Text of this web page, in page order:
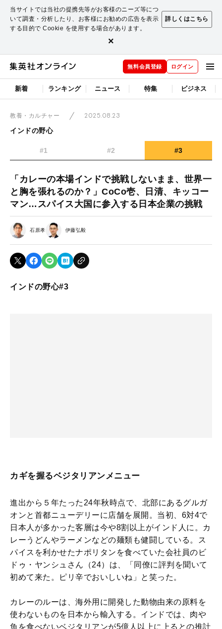
当サイトでは当社の提携先等がお客様のニーズ等につ
いて調査・分析したり、お客様にお勧めの広告を表示
する目的で Cookie を使用する場合があります。
詳しくはこちら
×
無料会員登録 ログイン
新着 ランキング ニュース 特集 ビジネス
教養・カルチャー
2025.08.23
インドの野心
#1 #2 #3
「カレーの本場インドで挑戦しないまま、世界一
と胸を張れるのか？」CoCo壱、日清、キッコー
マン…スパイス大国に参入する日本企業の挑戦
石原孝 伊藤弘毅
インドの野心#3
カギを握るベジタリアンメニュー
進出から５年たった24年秋時点で、北部にあるグルガ
オンと首都ニューデリーに店舗を展開。当初、6対4で
日本人が多かった客層は今や8割以上がインド人に。カ
レーうどんやラーメンなどの麺類も健闘している。ス
パイスを利かせたナポリタンを食べていた会社員のビ
ドゥ・ヤンシュさん（24）は、「同僚に評判を聞いて
初めて来た。ピリ辛でおいしいね」と笑った。
カレーのルーは、海外用に開発した動物由来の原料を
使わないものを日本から輸入する。インドでは、肉や
魚を食べないベジタリアンが5億人以上に上るとの推計